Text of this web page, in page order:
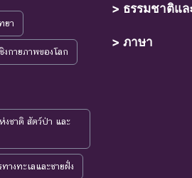
ามในอนาคตอันใกล้ เนื่องจากปัจจัยต่าง
กคามและพบเห็นอยู่ทั่วไป
ะวิเคราะห์ถึงความเสี่ยงต่อการสูญพันธุ์
าวิจัยในอนาคต
ภาพ
ยา
กายภาพของโลก
งชาติ สัตว์ป่า และ
างทะเลและชายฝั่ง
> ธรรมชาติแล
> ภาษา